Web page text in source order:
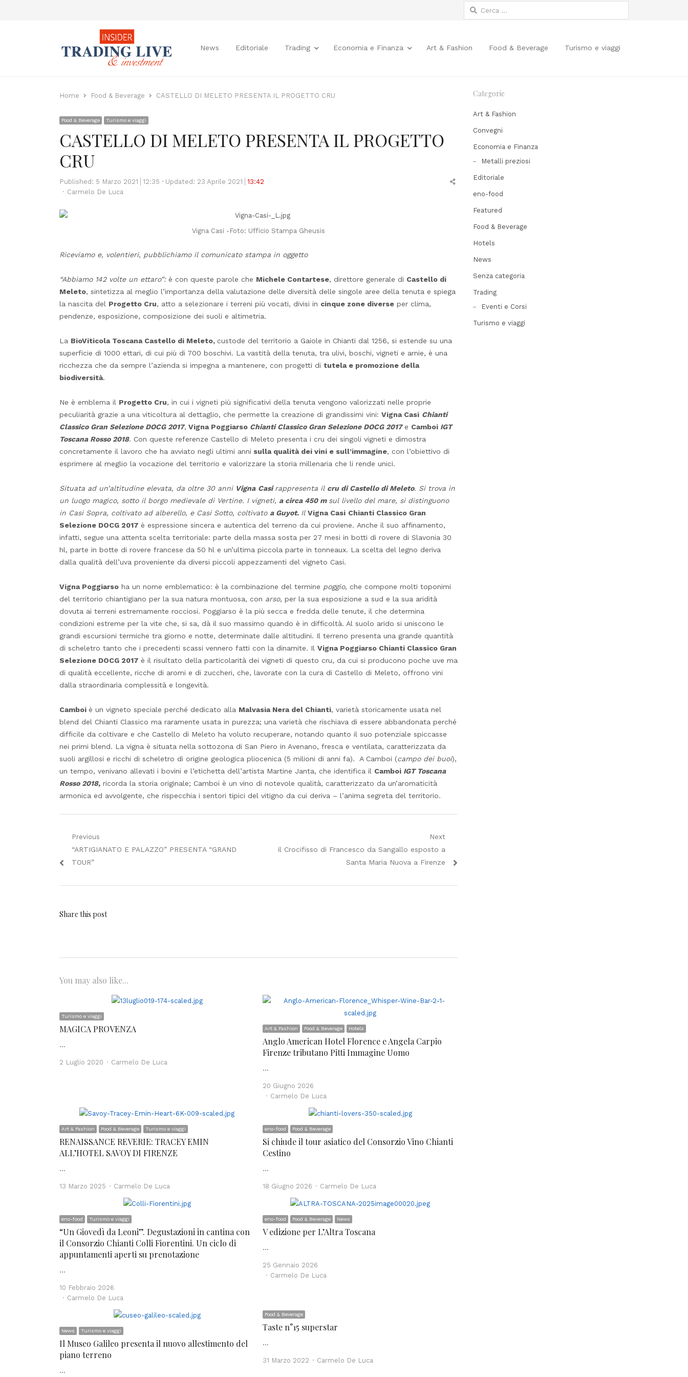
Ricerca
per:
News Editoriale Trading Economia e Finanza Art & Fashion Food & Beverage Turismo e viaggi
Home Food & Beverage CASTELLO DI MELETO PRESENTA IL PROGETTO CRU
Food & Beverage Turismo e viaggi
CASTELLO DI MELETO PRESENTA IL PROGETTO
CRU
Published: 5 Marzo 2021 12:35 Updated: 23 Aprile 2021
13:42
Author
Carmelo De Luca
Share
Vigna Casi -Foto: Ufficio Stampa Gheusis
Riceviamo e, volentieri, pubblichiamo il comunicato stampa in oggetto
“Abbiamo 142 volte un ettaro”: è con queste parole che Michele Contartese, direttore generale di Castello di
Meleto, sintetizza al meglio l’importanza della valutazione delle diversità delle singole aree della tenuta e spiega
la nascita del Progetto Cru, atto a selezionare i terreni più vocati, divisi in cinque zone diverse per clima,
pendenze, esposizione, composizione dei suoli e altimetria.
La BioViticola Toscana Castello di Meleto, custode del territorio a Gaiole in Chianti dal 1256, si estende su una
superficie di 1000 ettari, di cui più di 700 boschivi. La vastità della tenuta, tra ulivi, boschi, vigneti e arnie, è una
ricchezza che da sempre l’azienda si impegna a mantenere, con progetti di tutela e promozione della
biodiversità.
Ne è emblema il Progetto Cru, in cui i vigneti più significativi della tenuta vengono valorizzati nelle proprie
peculiarità grazie a una viticoltura al dettaglio, che permette la creazione di grandissimi vini: Vigna Casi Chianti
Classico Gran Selezione DOCG 2017, Vigna Poggiarso Chianti Classico Gran Selezione DOCG 2017e Camboi IGT
Toscana Rosso 2018. Con queste referenze Castello di Meleto presenta i cru dei singoli vigneti e dimostra
concretamente il lavoro che ha avviato negli ultimi anni sulla qualità dei vini e sull’immagine, con l’obiettivo di
esprimere al meglio la vocazione del territorio e valorizzare la storia millenaria che li rende unici.
Situata ad un’altitudine elevata, da oltre 30 anni Vigna Casirappresenta il cru di Castello di Meleto. Si trova in
un luogo magico, sotto il borgo medievale di Vertine. I vigneti, a circa 450 m sul livello del mare, si distinguono
in Casi Sopra, coltivato ad alberello, e Casi Sotto, coltivato a Guyot. Il Vigna Casi Chianti Classico Gran
Selezione DOCG 2017 è espressione sincera e autentica del terreno da cui proviene. Anche il suo affinamento,
infatti, segue una attenta scelta territoriale: parte della massa sosta per 27 mesi in botti di rovere di Slavonia 30
hl, parte in botte di rovere francese da 50 hl e un’ultima piccola parte in tonneaux. La scelta del legno deriva
dalla qualità dell’uva proveniente da diversi piccoli appezzamenti del vigneto Casi.
Vigna Poggiarso ha un nome emblematico: è la combinazione del termine poggio, che compone molti toponimi
del territorio chiantigiano per la sua natura montuosa, con arso, per la sua esposizione a sud e la sua aridità
dovuta ai terreni estremamente rocciosi. Poggiarso è la più secca e fredda delle tenute, il che determina
condizioni estreme per la vite che, si sa, dà il suo massimo quando è in difficoltà. Al suolo arido si uniscono le
grandi escursioni termiche tra giorno e notte, determinate dalle altitudini. Il terreno presenta una grande quantità
di scheletro tanto che i precedenti scassi vennero fatti con la dinamite. Il Vigna Poggiarso Chianti Classico Gran
Selezione DOCG 2017 è il risultato della particolarità dei vigneti di questo cru, da cui si producono poche uve ma
di qualità eccellente, ricche di aromi e di zuccheri, che, lavorate con la cura di Castello di Meleto, offrono vini
dalla straordinaria complessità e longevità.
Camboi è un vigneto speciale perché dedicato alla Malvasia Nera del Chianti, varietà storicamente usata nel
blend del Chianti Classico ma raramente usata in purezza; una varietà che rischiava di essere abbandonata perché
difficile da coltivare e che Castello di Meleto ha voluto recuperare, notando quanto il suo potenziale spiccasse
nei primi blend. La vigna è situata nella sottozona di San Piero in Avenano, fresca e ventilata, caratterizzata da
suoli argillosi e ricchi di scheletro di origine geologica pliocenica (5 milioni di anni fa). A Camboi (campo dei buoi),
un tempo, venivano allevati i bovini e l’etichetta dell’artista Martine Janta, che identifica il Camboi IGT Toscana
Rosso 2018, ricorda la storia originale; Camboi è un vino di notevole qualità, caratterizzato da un’aromaticità
armonica ed avvolgente, che rispecchia i sentori tipici del vitigno da cui deriva – l’anima segreta del territorio.
Navigazione
articoli
Previous
Previous
post:
“ARTIGIANATO E PALAZZO” PRESENTA “GRAND
TOUR”
Next
Next
il Crocifisso di Francesco da Sangallo esposto a
Santa Maria Nuova a Firenze
Share this post
You may also like...
Turismo e viaggi
MAGICA PROVENZA
…
2 Luglio 2020 Author
Carmelo De Luca
Art & Fashion Food & Beverage Hotels
Anglo American Hotel Florence e Angela Carpio
Firenze tributano Pitti Immagine Uomo
…
20 Giugno 2026
Author
Carmelo De Luca
Art & Fashion Food & Beverage Turismo e viaggi
RENAISSANCE REVERIE: TRACEY EMIN
ALL’HOTEL SAVOY DI FIRENZE
…
13 Marzo 2025 Author
Carmelo De Luca
eno-food Food & Beverage
Si chiude il tour asiatico del Consorzio Vino Chianti
Cestino
…
18 Giugno 2026 Author
Carmelo De Luca
eno-food Turismo e viaggi
“Un Giovedì da Leoni”. Degustazioni in cantina con
il Consorzio Chianti Colli Fiorentini. Un ciclo di
appuntamenti aperti su prenotazione
…
10 Febbraio 2026
Author
Carmelo De Luca
eno-food Food & Beverage News
V edizione per L’Altra Toscana
…
25 Gennaio 2026
Author
Carmelo De Luca
News Turismo e viaggi
Il Museo Galileo presenta il nuovo allestimento del
piano terreno
…
Food & Beverage
Taste n°15 superstar
…
31 Marzo 2022 Author
Carmelo De Luca
Categorie
Art & Fashion
Convegni
Economia e Finanza
Metalli preziosi
Editoriale
eno-food
Featured
Food & Beverage
Hotels
News
Senza categoria
Trading
Eventi e Corsi
Turismo e viaggi